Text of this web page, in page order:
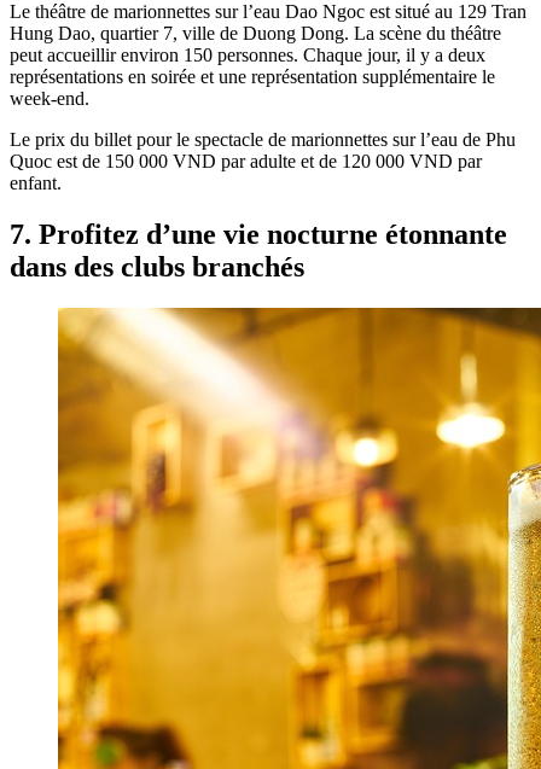
Le théâtre de marionnettes sur l’eau Dao Ngoc est situé au 129 Tran
Hung Dao, quartier 7, ville de Duong Dong. La scène du théâtre
peut accueillir environ 150 personnes. Chaque jour, il y a deux
représentations en soirée et une représentation supplémentaire le
week-end.
Le prix du billet pour le spectacle de marionnettes sur l’eau de Phu
Quoc est de 150 000 VND par adulte et de 120 000 VND par
enfant.
7. Profitez d’une vie nocturne étonnante
dans des clubs branchés